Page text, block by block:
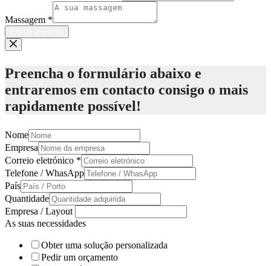
Massagem *
Preencha o formulário abaixo e
entraremos em contacto consigo o mais
rapidamente possível!
Nome
Empresa
Correio eletrónico *
Telefone / WhasApp
País
Quantidade
Empresa / Layout
As suas necessidades
Obter uma solução personalizada
Pedir um orçamento